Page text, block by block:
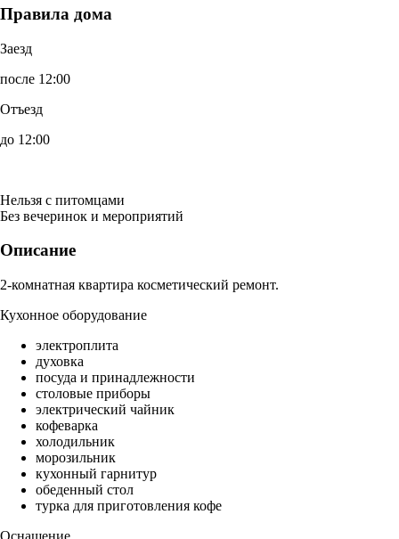
Правила дома
Заезд
после 12:00
Отъезд
до 12:00
Нельзя с питомцами
Без вечеринок и мероприятий
Описание
2-комнатная квартира косметический ремонт.
Кухонное оборудование
электроплита
духовка
посуда и принадлежности
столовые приборы
электрический чайник
кофеварка
холодильник
морозильник
кухонный гарнитур
обеденный стол
турка для приготовления кофе
Оснащение